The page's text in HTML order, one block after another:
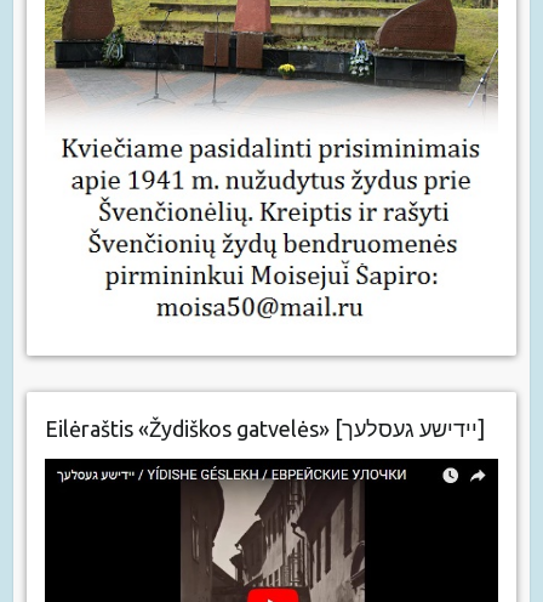
Eilėraštis «Žydiškos gatvelės» [יידישע געסלעך]